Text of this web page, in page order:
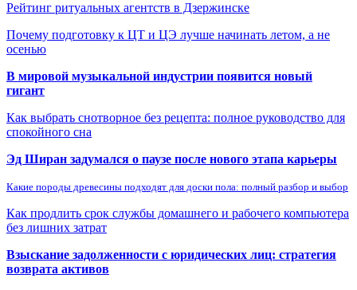
Рейтинг ритуальных агентств в Дзержинске
Почему подготовку к ЦТ и ЦЭ лучше начинать летом, а не
осенью
В мировой музыкальной индустрии появится новый
гигант
Как выбрать снотворное без рецепта: полное руководство для
спокойного сна
Эд Ширан задумался о паузе после нового этапа карьеры
Какие породы древесины подходят для доски пола: полный разбор и выбор
Как продлить срок службы домашнего и рабочего компьютера
без лишних затрат
Взыскание задолженности с юридических лиц: стратегия
возврата активов